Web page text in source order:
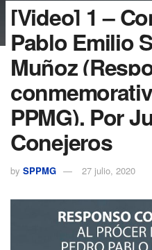
[Video] 1 –
Pablo Emilio
Muñoz
PPMG). Por
Conejeros
by SPPMG 27 julio, 2020